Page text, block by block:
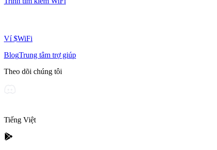
Ví $WiFi
BlogTrung tâm trợ giúp
Theo dõi chúng tôi
Tiếng Việt